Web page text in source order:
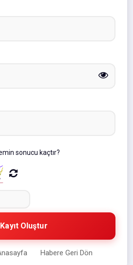
sonucu kaçtır?
Kayıt Oluştur
Habere Geri Dön